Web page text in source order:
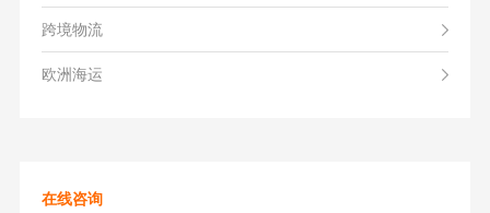
跨境物流
欧洲海运
在线咨询